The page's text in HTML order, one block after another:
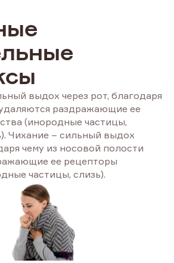
выдох через рот, благодаря
раздражающие ее
(инородные частицы,
Чихание – сильный выдох
чему из носовой полости
ее рецепторы
частицы, слизь).